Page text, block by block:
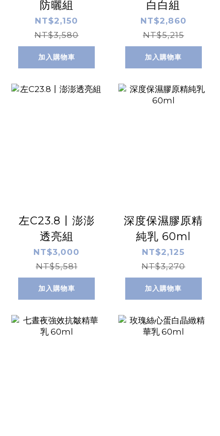
防曬組
NT$2,150
NT$3,580
加入購物車
白白組
NT$2,860
NT$5,215
加入購物車
左C23.8丨澎澎
透亮組
NT$3,000
NT$5,581
加入購物車
深度保濕膠原精
純乳 60ml
NT$2,125
NT$3,270
加入購物車